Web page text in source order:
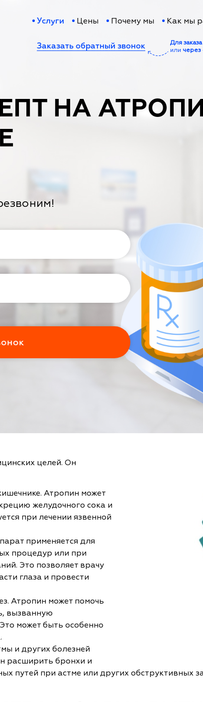
Услуги Цены Почему мы Как мы
Заказать обратный звонок Для заказа
или
НА
целей. Он
Атропин может
желудочного сока и
при лечении язвенной
применяется для
процедур или при
Это позволяет врачу
глаза и провести
Атропин может помочь
вызванную
может быть особенно
и других болезней
расширить бронхи и
путей при астме или других обструктивных